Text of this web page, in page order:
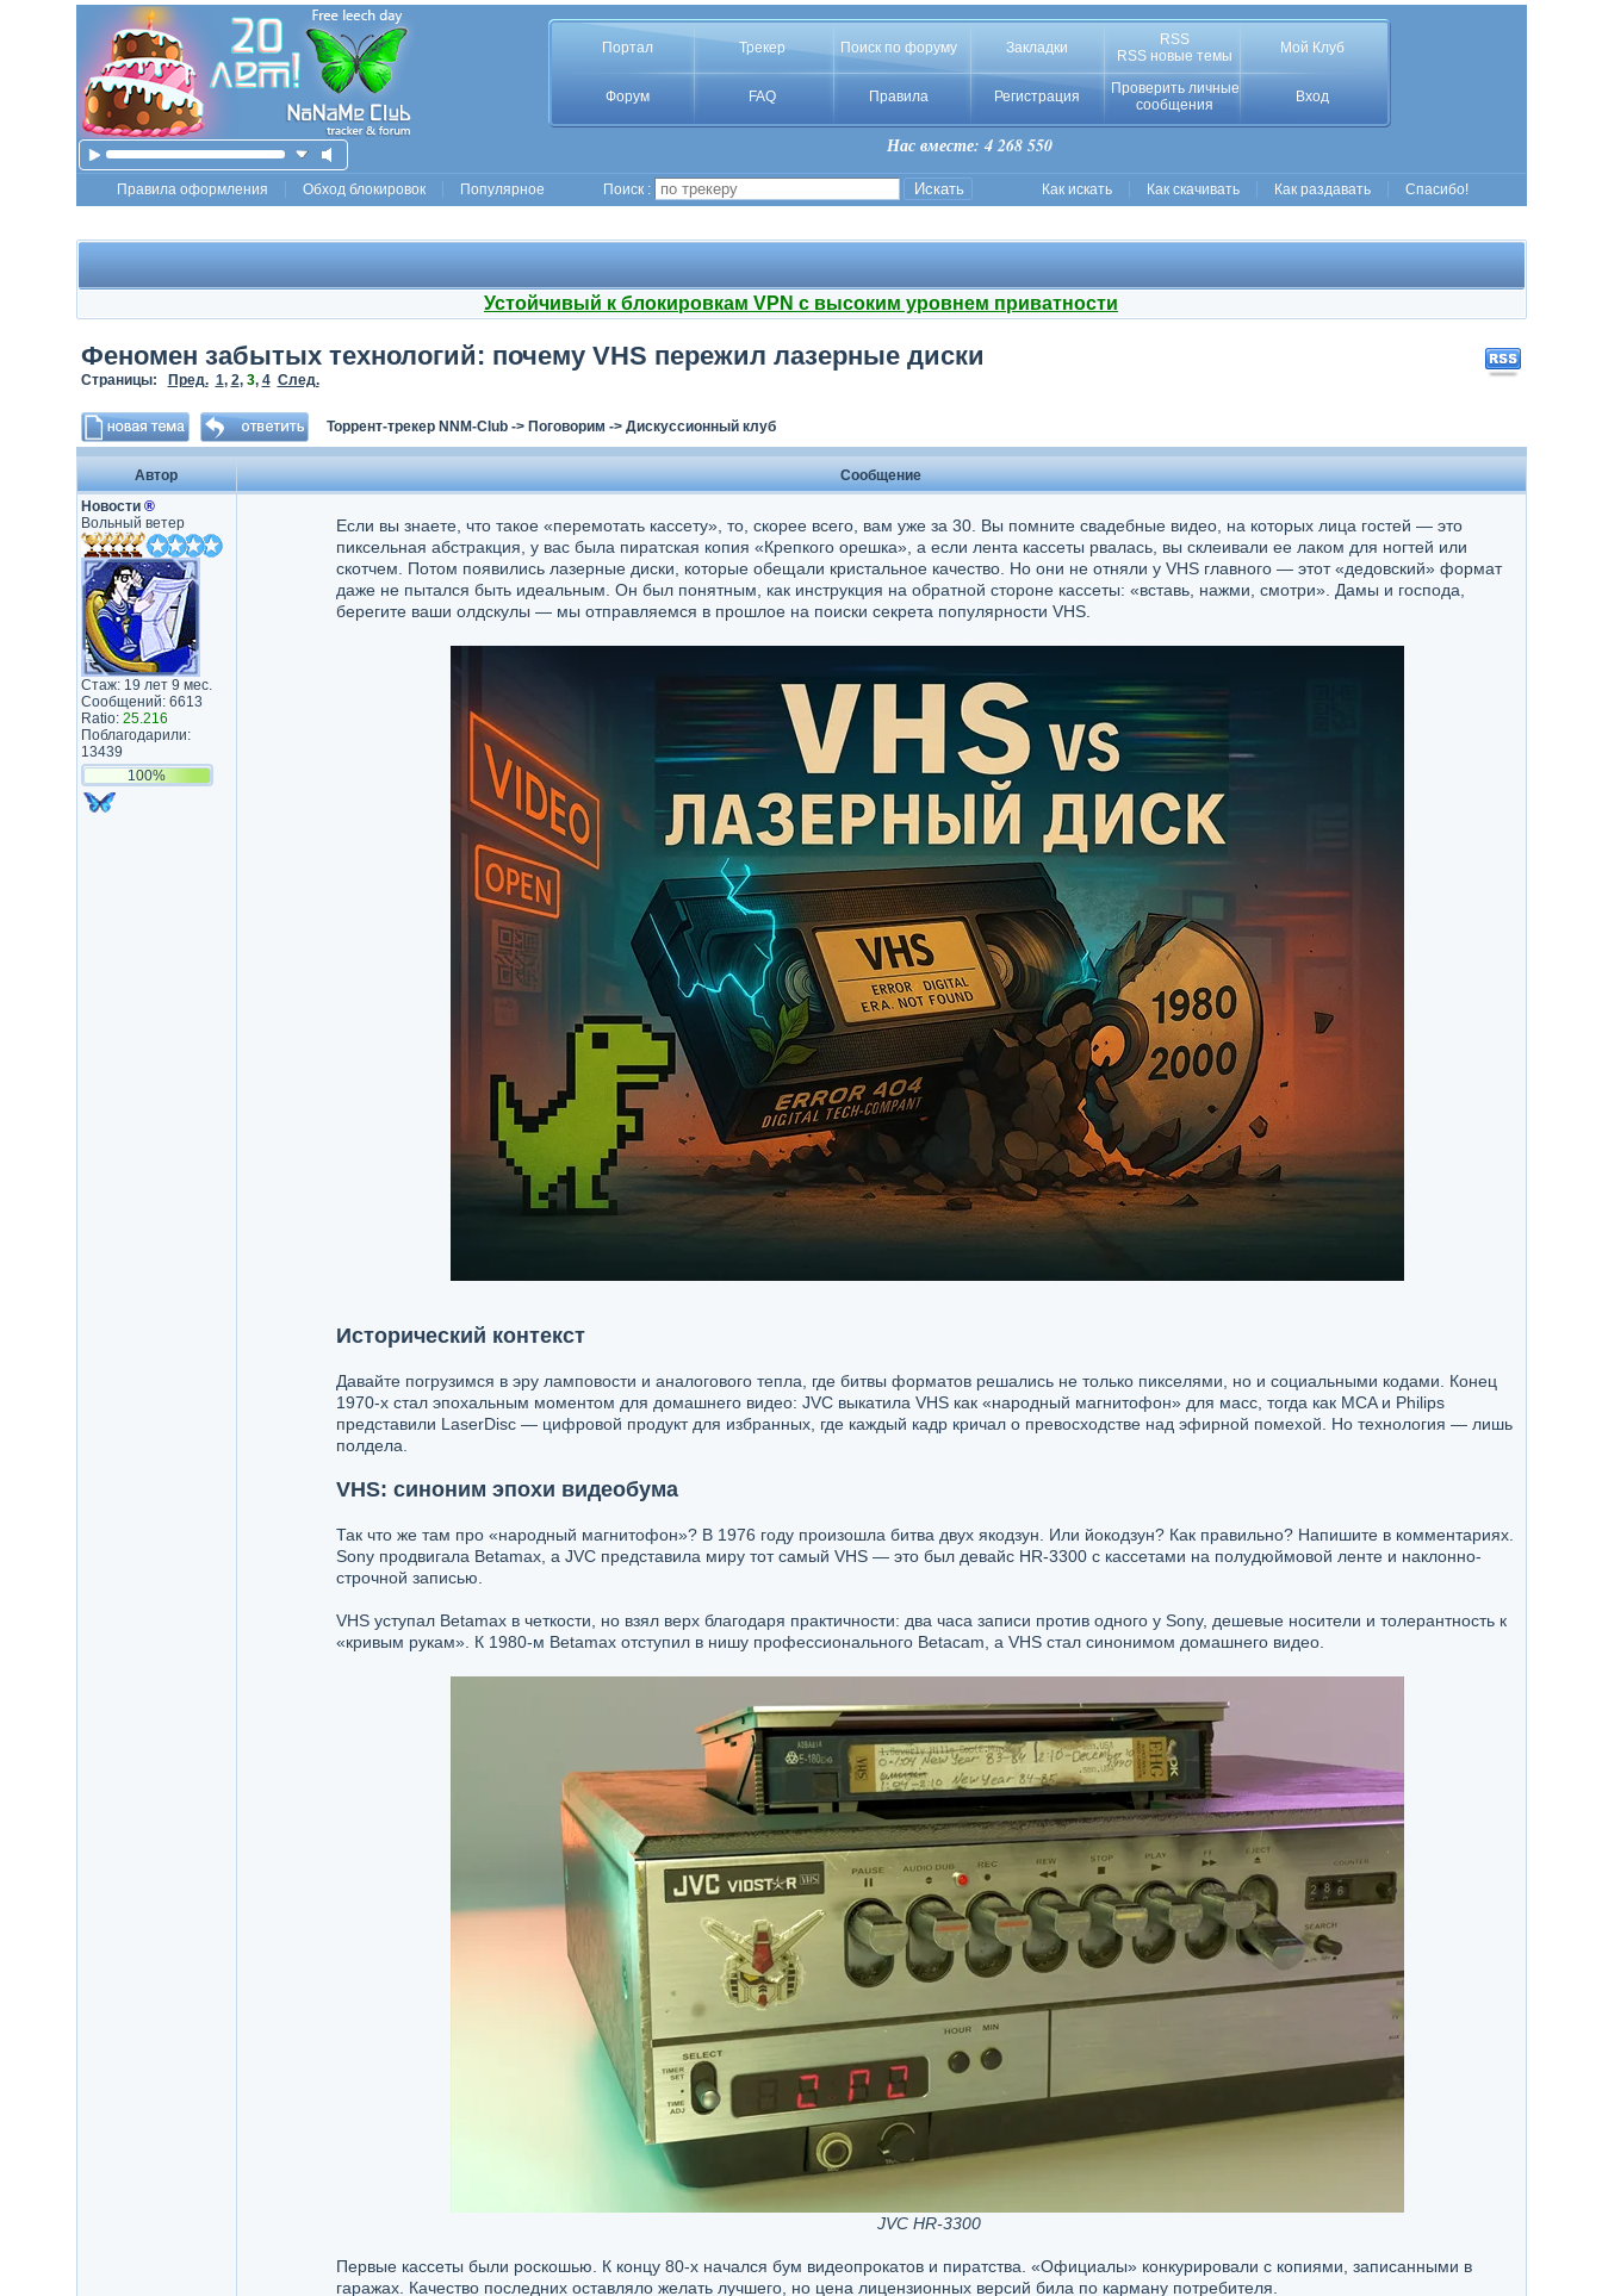
Портал Трекер Поиск по форуму Закладки
RSS
RSS новые темы
Мой Клуб
Форум FAQ Правила Регистрация
Проверить личные
сообщения
Вход
Нас вместе: 4 268 550
Правила оформления Обход блокировок Популярное Поиск : Как искать Как скачивать Как раздавать Спасибо!
Устойчивый к блокировкам VPN с высоким уровнем приватности
Феномен забытых технологий: почему VHS пережил лазерные диски
Страницы: Пред. 1, 2, 3, 4 След.
Торрент-трекер NNM-Club-> Поговорим -> Дискуссионный клуб
Автор
Сообщение
Новости ®
Вольный ветер
Стаж: 19 лет 9 мес.
Сообщений: 6613
Ratio: 25.216
Поблагодарили:
13439
100%
Если вы знаете, что такое «перемотать кассету», то, скорее всего, вам уже за 30. Вы помните свадебные видео, на которых лица гостей — это
пиксельная абстракция, у вас была пиратская копия «Крепкого орешка», а если лента кассеты рвалась, вы склеивали ее лаком для ногтей или
скотчем. Потом появились лазерные диски, которые обещали кристальное качество. Но они не отняли у VHS главного — этот «дедовский» формат
даже не пытался быть идеальным. Он был понятным, как инструкция на обратной стороне кассеты: «вставь, нажми, смотри». Дамы и господа,
берегите ваши олдскулы — мы отправляемся в прошлое на поиски секрета популярности VHS.
Исторический контекст
Давайте погрузимся в эру ламповости и аналогового тепла, где битвы форматов решались не только пикселями, но и социальными кодами. Конец
1970-х стал эпохальным моментом для домашнего видео: JVC выкатила VHS как «народный магнитофон» для масс, тогда как MCA и Philips
представили LaserDisc — цифровой продукт для избранных, где каждый кадр кричал о превосходстве над эфирной помехой. Но технология — лишь
полдела.
VHS: синоним эпохи видеобума
Так что же там про «народный магнитофон»? В 1976 году произошла битва двух якодзун. Или йокодзун? Как правильно? Напишите в комментариях.
Sony продвигала Betamax, а JVC представила миру тот самый VHS — это был девайс HR-3300 с кассетами на полудюймовой ленте и наклонно-
строчной записью.
VHS уступал Betamax в четкости, но взял верх благодаря практичности: два часа записи против одного у Sony, дешевые носители и толерантность к
«кривым рукам». К 1980-м Betamax отступил в нишу профессионального Betacam, а VHS стал синонимом домашнего видео.
JVC HR-3300
Первые кассеты были роскошью. К концу 80-х начался бум видеопрокатов и пиратства. «Официалы» конкурировали с копиями, записанными в
гаражах. Качество последних оставляло желать лучшего, но цена лицензионных версий била по карману потребителя.